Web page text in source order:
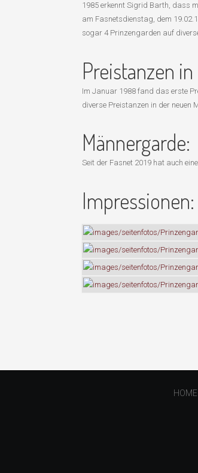
1985 erkennt Sigrid Barth, dass
am Fasnetsdienstag, dem
sogar 4 Prinzengarden auf
Preistanzen
Im Januar 1988 fand das erste
diverse Preistanzen in der neuen
Männergarde:
Seit der Fasnet 2019 hat auch
Impressionen:
HOME